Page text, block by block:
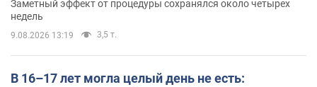
Заметный эффект от процедуры сохранялся около четырех
недель
9.08.2026 13:19 3,5 т.
В 16–17 лет могла целый день не есть: